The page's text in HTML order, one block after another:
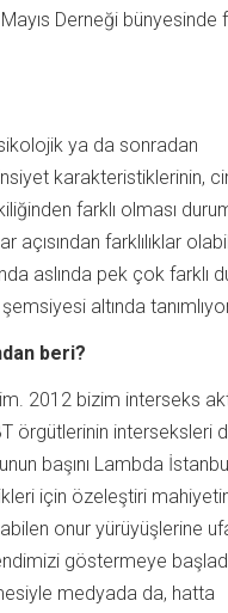
Derneği bünyesinde
ya da sonradan
karakteristiklerinin,
farklı olması
açısından farklılıklar
aslında pek çok farklı
altında
beri?
2012 bizim interseks
örgütlerinin interseksleri
başını Lambda
için özeleştiri
onur yürüyüşlerine
göstermeye
medyada da, hatta